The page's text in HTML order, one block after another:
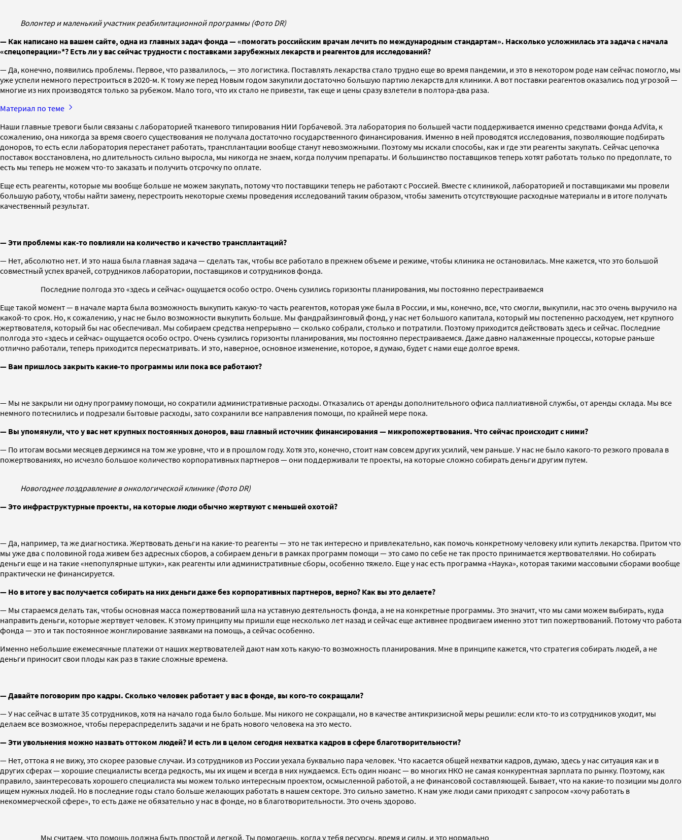
Волонтер и маленький участник реабилитационной программы (Фото DR)
— Как написано на вашем сайте, одна из главных задач фонда — «помогать российским врачам лечить по международным стандартам». Насколько усложнилась эта задача с начала
«спецоперации»*? Есть ли у вас сейчас трудности с поставками зарубежных лекарств и реагентов для исследований?
— Да, конечно, появились проблемы. Первое, что развалилось, — это логистика. Поставлять лекарства стало трудно еще во время пандемии, и это в некотором роде нам сейчас помогло, мы
уже успели немного перестроиться в 2020-м. К тому же перед Новым годом закупили достаточно большую партию лекарств для клиники. А вот поставки реагентов оказались под угрозой —
многие из них производятся только за рубежом. Мало того, что их стало не привезти, так еще и цены сразу взлетели в полтора-два раза.
Материал по теме
Наши главные тревоги были связаны с лабораторией тканевого типирования НИИ Горбачевой. Эта лаборатория по большей части поддерживается именно средствами фонда AdVita, к
сожалению, она никогда за время своего существования не получала достаточно государственного финансирования. Именно в ней проводятся исследования, позволяющие подбирать
доноров, то есть если лаборатория перестанет работать, трансплантации вообще станут невозможными. Поэтому мы искали способы, как и где эти реагенты закупать. Сейчас цепочка
поставок восстановлена, но длительность сильно выросла, мы никогда не знаем, когда получим препараты. И большинство поставщиков теперь хотят работать только по предоплате, то
есть мы теперь не можем что-то заказать и получить отсрочку по оплате.
Еще есть реагенты, которые мы вообще больше не можем закупать, потому что поставщики теперь не работают с Россией. Вместе с клиникой, лабораторией и поставщиками мы провели
большую работу, чтобы найти замену, перестроить некоторые схемы проведения исследований таким образом, чтобы заменить отсутствующие расходные материалы и в итоге получать
качественный результат.
— Эти проблемы как-то повлияли на количество и качество трансплантаций?
— Нет, абсолютно нет. И это наша была главная задача — сделать так, чтобы все работало в прежнем объеме и режиме, чтобы клиника не остановилась. Мне кажется, что это большой
совместный успех врачей, сотрудников лаборатории, поставщиков и сотрудников фонда.
Последние полгода это «здесь и сейчас» ощущается особо остро. Очень сузились горизонты планирования, мы постоянно перестраиваемся
Еще такой момент — в начале марта была возможность выкупить какую-то часть реагентов, которая уже была в России, и мы, конечно, все, что смогли, выкупили, нас это очень выручило на
какой-то срок. Но, к сожалению, у нас не было возможности выкупить больше. Мы фандрайзинговый фонд, у нас нет большого капитала, который мы постепенно расходуем, нет крупного
жертвователя, который бы нас обеспечивал. Мы собираем средства непрерывно — сколько собрали, столько и потратили. Поэтому приходится действовать здесь и сейчас. Последние
полгода это «здесь и сейчас» ощущается особо остро. Очень сузились горизонты планирования, мы постоянно перестраиваемся. Даже давно налаженные процессы, которые раньше
отлично работали, теперь приходится пересматривать. И это, наверное, основное изменение, которое, я думаю, будет с нами еще долгое время.
— Вам пришлось закрыть какие-то программы или пока все работают?
— Мы не закрыли ни одну программу помощи, но сократили административные расходы. Отказались от аренды дополнительного офиса паллиативной службы, от аренды склада. Мы все
немного потеснились и подрезали бытовые расходы, зато сохранили все направления помощи, по крайней мере пока.
— Вы упомянули, что у вас нет крупных постоянных доноров, ваш главный источник финансирования — микропожертвования. Что сейчас происходит с ними?
— По итогам восьми месяцев держимся на том же уровне, что и в прошлом году. Хотя это, конечно, стоит нам совсем других усилий, чем раньше. У нас не было какого-то резкого провала в
пожертвованиях, но исчезло большое количество корпоративных партнеров — они поддерживали те проекты, на которые сложно собирать деньги другим путем.
Новогоднее поздравление в онкологической клинике (Фото DR)
— Это инфраструктурные проекты, на которые люди обычно жертвуют с меньшей охотой?
— Да, например, та же диагностика. Жертвовать деньги на какие-то реагенты — это не так интересно и привлекательно, как помочь конкретному человеку или купить лекарства. Притом что
мы уже два с половиной года живем без адресных сборов, а собираем деньги в рамках программ помощи — это само по себе не так просто принимается жертвователями. Но собирать
деньги еще и на такие «непопулярные штуки», как реагенты или административные сборы, особенно тяжело. Еще у нас есть программа «Наука», которая такими массовыми сборами вообще
практически не финансируется.
— Но в итоге у вас получается собирать на них деньги даже без корпоративных партнеров, верно? Как вы это делаете?
— Мы стараемся делать так, чтобы основная масса пожертвований шла на уставную деятельность фонда, а не на конкретные программы. Это значит, что мы сами можем выбирать, куда
направить деньги, которые жертвует человек. К этому принципу мы пришли еще несколько лет назад и сейчас еще активнее продвигаем именно этот тип пожертвований. Потому что работа
фонда — это и так постоянное жонглирование заявками на помощь, а сейчас особенно.
Именно небольшие ежемесячные платежи от наших жертвователей дают нам хоть какую-то возможность планирования. Мне в принципе кажется, что стратегия собирать людей, а не
деньги приносит свои плоды как раз в такие сложные времена.
— Давайте поговорим про кадры. Сколько человек работает у вас в фонде, вы кого-то сокращали?
— У нас сейчас в штате 35 сотрудников, хотя на начало года было больше. Мы никого не сокращали, но в качестве антикризисной меры решили: если кто-то из сотрудников уходит, мы
делаем все возможное, чтобы перераспределить задачи и не брать нового человека на это место.
— Эти увольнения можно назвать оттоком людей? И есть ли в целом сегодня нехватка кадров в сфере благотворительности?
— Нет, оттока я не вижу, это скорее разовые случаи. Из сотрудников из России уехала буквально пара человек. Что касается общей нехватки кадров, думаю, здесь у нас ситуация как и в
других сферах — хорошие специалисты всегда редкость, мы их ищем и всегда в них нуждаемся. Есть один нюанс — во многих НКО не самая конкурентная зарплата по рынку. Поэтому, как
правило, заинтересовать хорошего специалиста мы можем только интересным проектом, осмысленной работой, а не финансовой составляющей. Бывает, что на какие-то позиции мы долго
ищем нужных людей. Но в последние годы стало больше желающих работать в нашем секторе. Это сильно заметно. К нам уже люди сами приходят с запросом «хочу работать в
некоммерческой сфере», то есть даже не обязательно у нас в фонде, но в благотворительности. Это очень здорово.
Мы считаем, что помощь должна быть простой и легкой. Ты помогаешь, когда у тебя ресурсы, время и силы, и это нормально